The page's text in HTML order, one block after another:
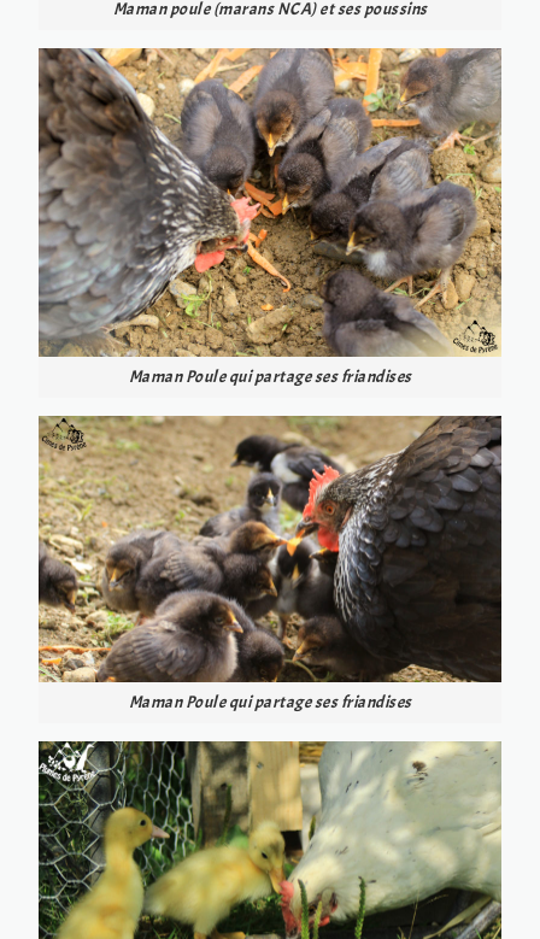
Maman poule (marans NCA) et ses poussins
Maman Poule qui partage ses friandises
Maman Poule qui partage ses friandises